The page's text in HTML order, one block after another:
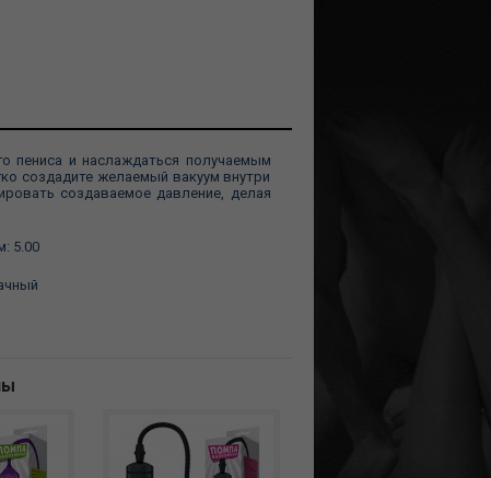
пениса и наслаждаться получаемым
создадите желаемый вакуум внутри
создаваемое давление, делая
5.00